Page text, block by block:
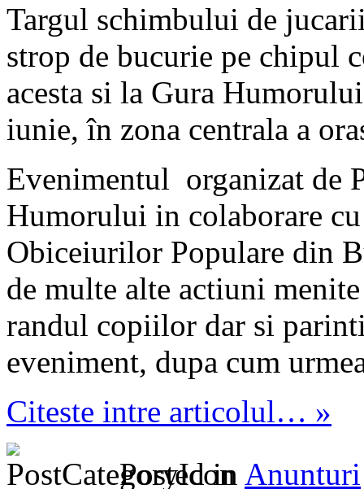
Targul schimbului de
strop de bucurie pe chipul
acesta si la Gura
iunie, în zona centrala a
Evenimentul organizat de
Humorului in colaborare
Obiceiurilor Populare din
de multe alte actiuni
randul copiilor dar si
eveniment, dupa cum
Citeste intre articolul… »
Posted in Anunturi